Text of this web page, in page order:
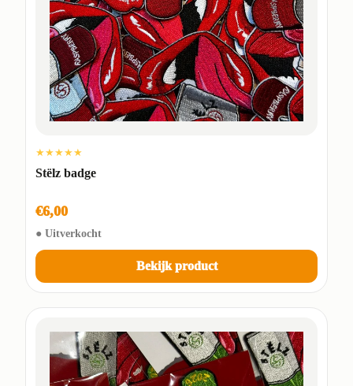
★★★★★
Stëlz badge
€6,00
● Uitverkocht
Bekijk product